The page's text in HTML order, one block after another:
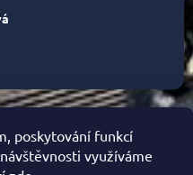
poskytování funkcí
využíváme